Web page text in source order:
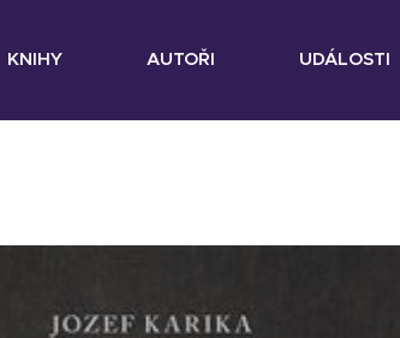
KNIHY AUTOŘI UDÁLOSTI